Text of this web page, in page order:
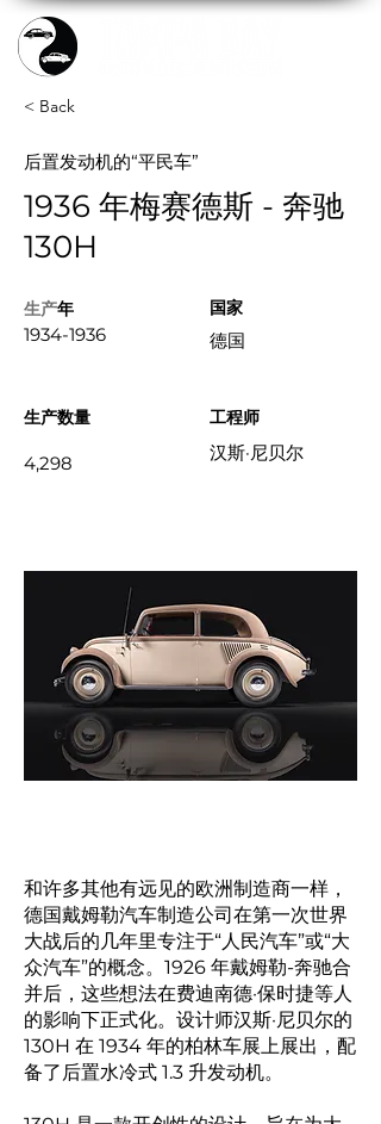
< Back
后置发动机的“平民车”
1936 年梅赛德斯 - 奔驰
130H
生产年
1934-1936
国家
德国
生产数量
4,298
工程师
汉斯·尼贝尔
和许多其他有远见的欧洲制造商一样，
德国戴姆勒汽车制造公司在第一次世界
大战后的几年里专注于“人民汽车”或“大
众汽车”的概念。1926 年戴姆勒-奔驰合
并后，这些想法在费迪南德·保时捷等人
的影响下正式化。设计师汉斯·尼贝尔的
130H 在 1934 年的柏林车展上展出，配
备了后置水冷式 1.3 升发动机。